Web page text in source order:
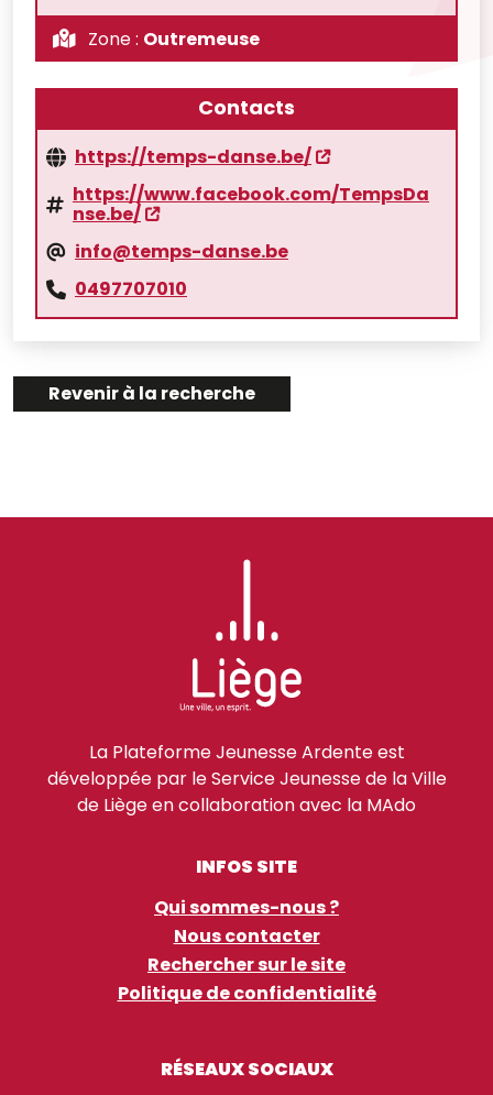
Zone : Outremeuse
Contacts
https://temps-danse.be/
https://www.facebook.com/TempsDa
nse.be/
info@temps-danse.be
0497707010
Revenir à la recherche
La Plateforme Jeunesse Ardente est
développée par le Service Jeunesse de la Ville
de Liège en collaboration avec la MAdo
INFOS SITE
Qui sommes-nous ?
Nous contacter
Rechercher sur le site
Politique de confidentialité
RÉSEAUX SOCIAUX